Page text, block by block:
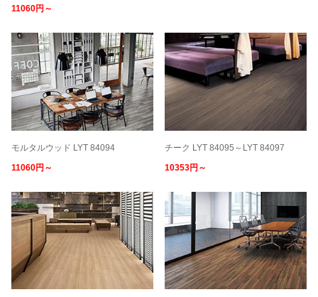
11060円～
モルタルウッド LYT 84094
11060円～
チーク LYT 84095～LYT 84097
10353円～